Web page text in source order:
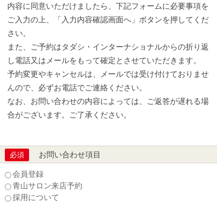
内容に同意いただけましたら、下記フォームに必要事項を
ご入力の上、「入力内容確認画面へ」ボタンを押してくだ
さい。
また、ご予約はタダシ・インターナショナルからの折り返
し電話又はメールをもって確定とさせていただきます。
予約変更やキャンセルは、メールでは受け付けておりませ
んので、必ずお電話でご連絡ください。
なお、お問い合わせの内容によっては、ご返答が遅れる場
合がございます。ご了承ください。
必須
お問い合わせ項目
会員登録
青山サロン来店予約
採用について